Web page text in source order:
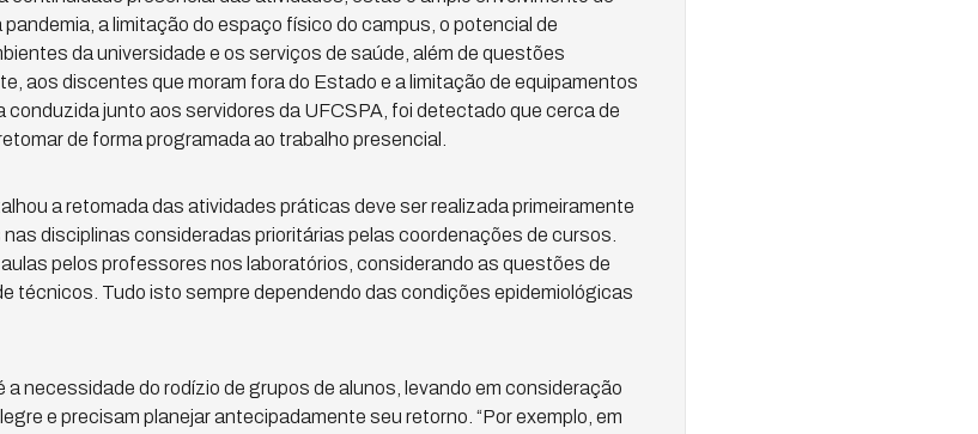
a limitação do espaço físico do campus, o potencial de
da universidade e os serviços de saúde, além de questões
aos discentes que moram fora do Estado e a limitação de equipamentos
conduzida junto aos servidores da UFCSPA, foi detectado que cerca de
de forma programada ao trabalho presencial.
a retomada das atividades práticas deve ser realizada primeiramente
disciplinas consideradas prioritárias pelas coordenações de cursos.
pelos professores nos laboratórios, considerando as questões de
técnicos. Tudo isto sempre dependendo das condições epidemiológicas
necessidade do rodízio de grupos de alunos, levando em consideração
e precisam planejar antecipadamente seu retorno. “Por exemplo, em